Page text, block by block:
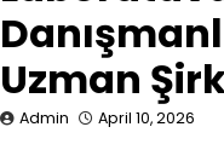
Uzman
Admin April 10, 2026